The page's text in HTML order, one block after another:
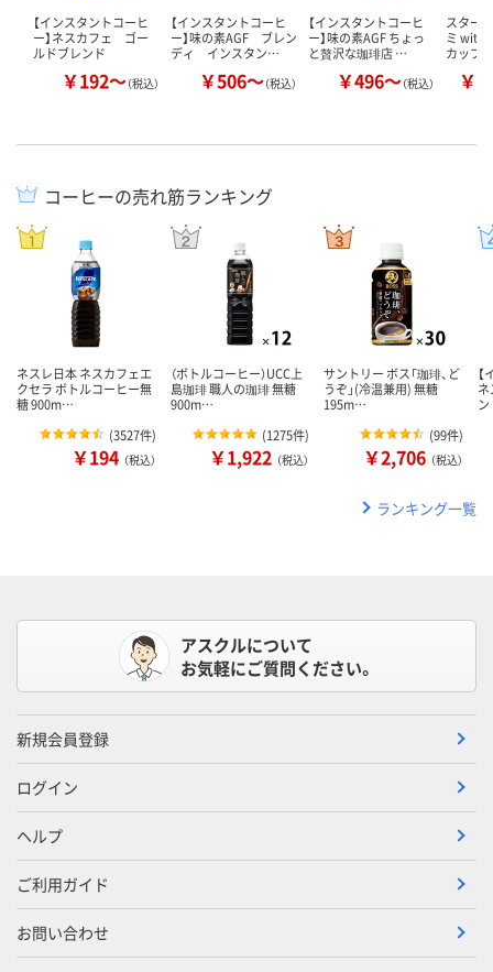
【インスタントコーヒ
ー】ネスカフェ ゴー
ルドブレンド
￥192～（税込）
【インスタントコーヒ
ー】味の素AGF ブレン
ディ インスタン…
￥506～（税込）
【インスタントコーヒ
ー】味の素AGF ちょっ
と贅沢な珈琲店 …
￥496～（税込）
スター
ミ with
カップ
￥
コーヒーの売れ筋ランキング
ネスレ日本 ネスカフェエ
クセラ ボトルコーヒー無
糖 900m…
(3527件)
￥194 （税込）
（ボトルコーヒー）UCC上
島珈琲 職人の珈琲 無糖
900m…
(1275件)
￥1,922 （税込）
サントリー ボス「珈琲、ど
うぞ」(冷温兼用) 無糖
195m…
(99件)
￥2,706 （税込）
ランキング一覧
アスクルについて
お気軽にご質問ください。
新規会員登録
ログイン
ヘルプ
ご利用ガイド
お問い合わせ